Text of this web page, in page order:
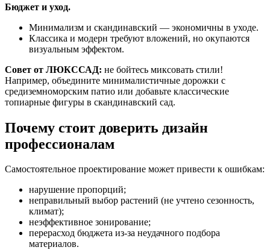
Бюджет и уход.
Минимализм и скандинавский — экономичны в уходе.
Классика и модерн требуют вложений, но окупаются
визуальным эффектом.
Совет от ЛЮКССАД: не бойтесь миксовать стили!
Например, объедините минималистичные дорожки с
средиземноморским патио или добавьте классические
топиарные фигуры в скандинавский сад.
Почему стоит доверить дизайн
профессионалам
Самостоятельное проектирование может привести к ошибкам:
нарушение пропорций;
неправильный выбор растений (не учтено сезонность,
климат);
неэффективное зонирование;
перерасход бюджета из-за неудачного подбора
материалов.